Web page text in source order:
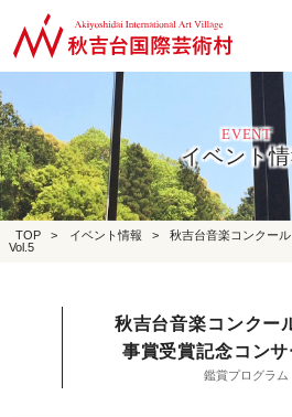
EVENT
イベント
TOP > イベント情報 >
秋吉台音楽コンクー
Vol.5
秋吉台音楽コンクー
事賞受賞記念コン
鑑賞プログラム